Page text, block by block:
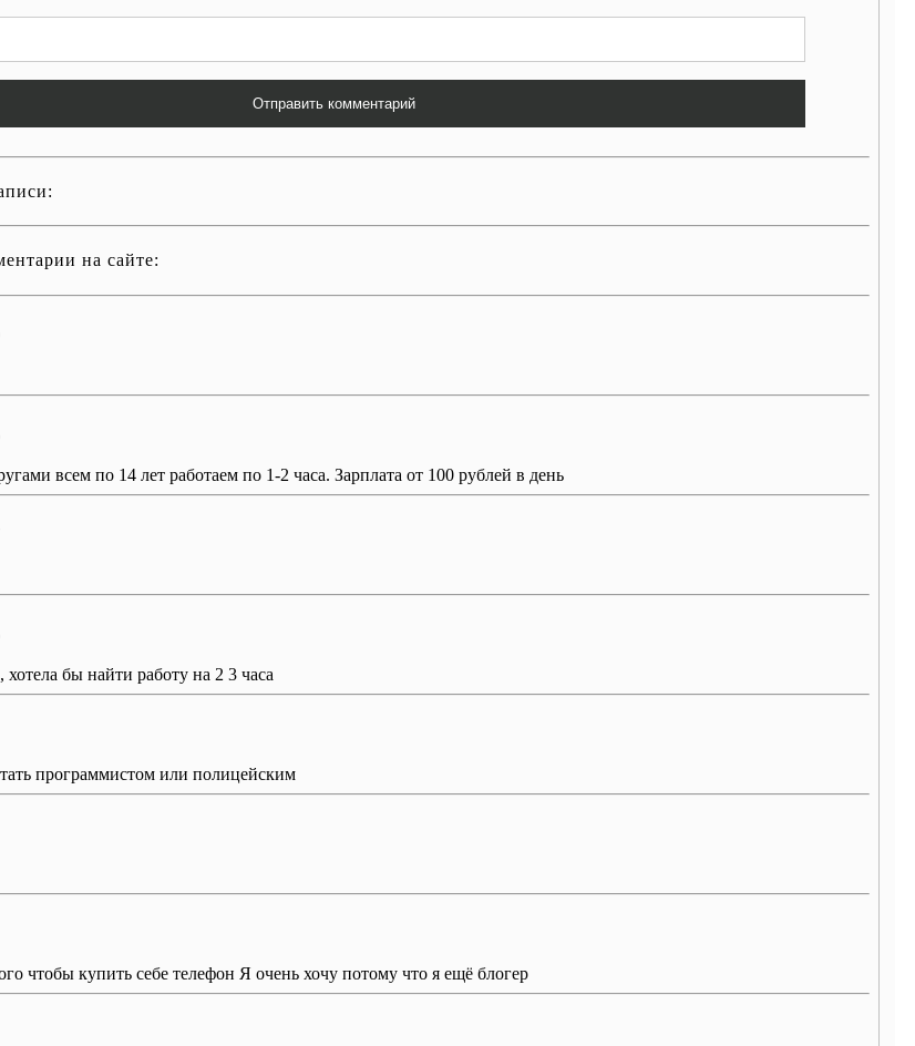
Отправить комментарий
на сайте:
всем по 14 лет работаем по 1-2 часа. Зарплата от 100 рублей в день
хотела бы найти работу на 2 3 часа
программистом или полицейским
чтобы купить себе телефон Я очень хочу потому что я ещё блогер